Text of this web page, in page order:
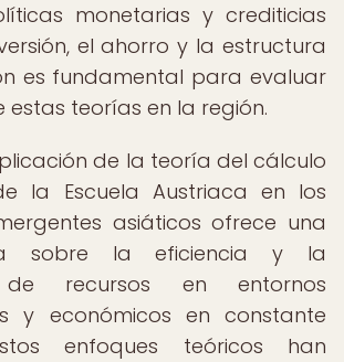
monetarias y crediticias
el ahorro y la estructura
es fundamental para evaluar
teorías en la región.
de la teoría del cálculo
la Escuela Austriaca en los
asiáticos ofrece una
sobre la eficiencia y la
de recursos en entornos
y económicos en constante
enfoques teóricos han